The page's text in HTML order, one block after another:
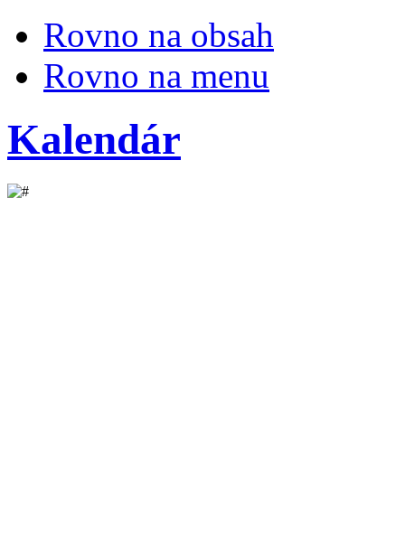
Rovno na obsah
Rovno na menu
Kalendár